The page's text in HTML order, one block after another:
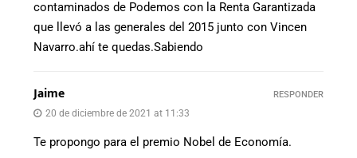
contaminados de Podemos con la Renta Garantizada
que llevó a las generales del 2015 junto con Vincen
Navarro.ahí te quedas.Sabiendo
Jaime
20 de diciembre de 2021 at 11:33
Te propongo para el premio Nobel de Economía.
RESPONDER